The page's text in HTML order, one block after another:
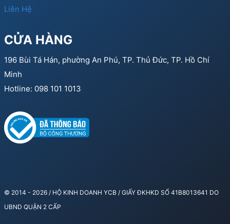
Liên Hệ
CỬA HÀNG
196 Bùi Tá Hán, phường An Phú, TP. Thủ Đức, TP. Hồ Chí
Minh
Hotline: 098 101 1013
© 2014 - 2026 / HỘ KINH DOANH YCB / GIẤY ĐKHKD SỐ 41B8013641 DO
UBND QUẬN 2 CẤP